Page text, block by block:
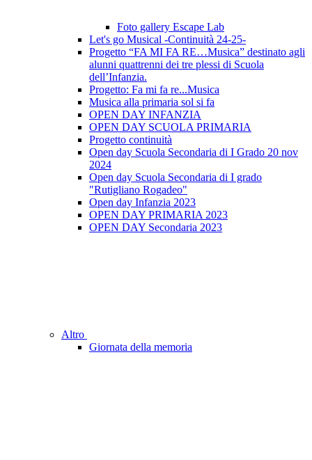
Foto gallery Escape Lab
Let's go Musical -Continuità 24-25-
Progetto “FA MI FA RE…Musica” destinato agli
alunni quattrenni dei tre plessi di Scuola
dell’Infanzia.
Progetto: Fa mi fa re...Musica
Musica alla primaria sol si fa
OPEN DAY INFANZIA
OPEN DAY SCUOLA PRIMARIA
Progetto continuità
Open day Scuola Secondaria di I Grado 20 nov
2024
Open day Scuola Secondaria di I grado
"Rutigliano Rogadeo"
Open day Infanzia 2023
OPEN DAY PRIMARIA 2023
OPEN DAY Secondaria 2023
Altro
Giornata della memoria